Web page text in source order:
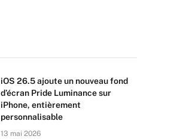
iOS 26.5 ajoute un nouveau fond
d’écran Pride Luminance sur
iPhone, entièrement
personnalisable
13 mai 2026